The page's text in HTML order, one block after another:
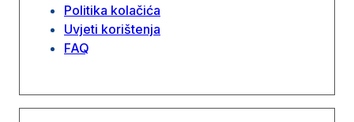
Politika kolačića
Uvjeti korištenja
FAQ